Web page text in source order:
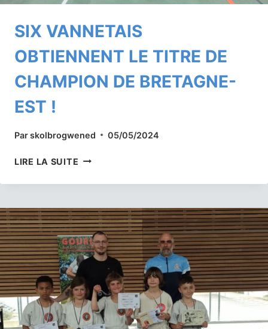
SIX VANNETAIS
OBTIENNENT LE TITRE DE
CHAMPION DE BRETAGNE-
EST !
Parskolbrogwened 05/05/2024
LIRE LA SUITE SIX
OBTIENNENT
TITRE
DE
CHAMPION
DE
BRETAGNE-
EST
!